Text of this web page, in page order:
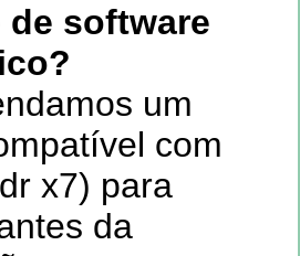
de software
um
com
x7) para
da